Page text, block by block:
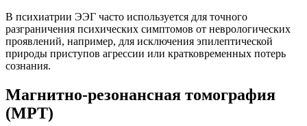
В психиатрии ЭЭГ часто используется для точного
разграничения психических симптомов от неврологических
проявлений, например, для исключения эпилептической
природы приступов агрессии или кратковременных потерь
сознания.
Магнитно-резонансная томография
(МРТ)